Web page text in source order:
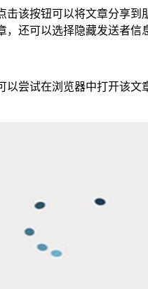
该按钮可以将文章分享
还可以选择隐藏发送者信
尝试在浏览器中打开该